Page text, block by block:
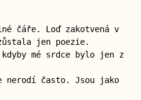
čáře. Loď zakotvená v
jen poezie.
mé srdce bylo jen z
nerodí často. Jsou jako